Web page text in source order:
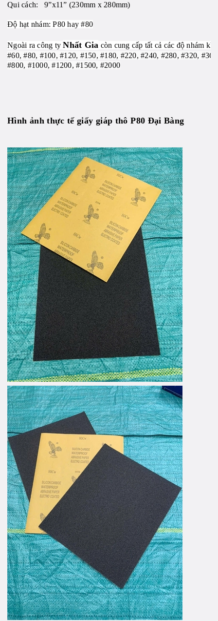
Qui cách: 9”x11” (230mm x 280mm)
Độ hạt nhám: P80 hay #80
Ngoài ra công tyNhất Gia còn cung cấp tất cả các độ nhám
#60, #80, #100, #120, #150, #180, #220, #240, #280, #320,
#800, #1000, #1200, #1500, #2000
Hình ảnh thực tế giấy giáp thô P80 Đại Bàng